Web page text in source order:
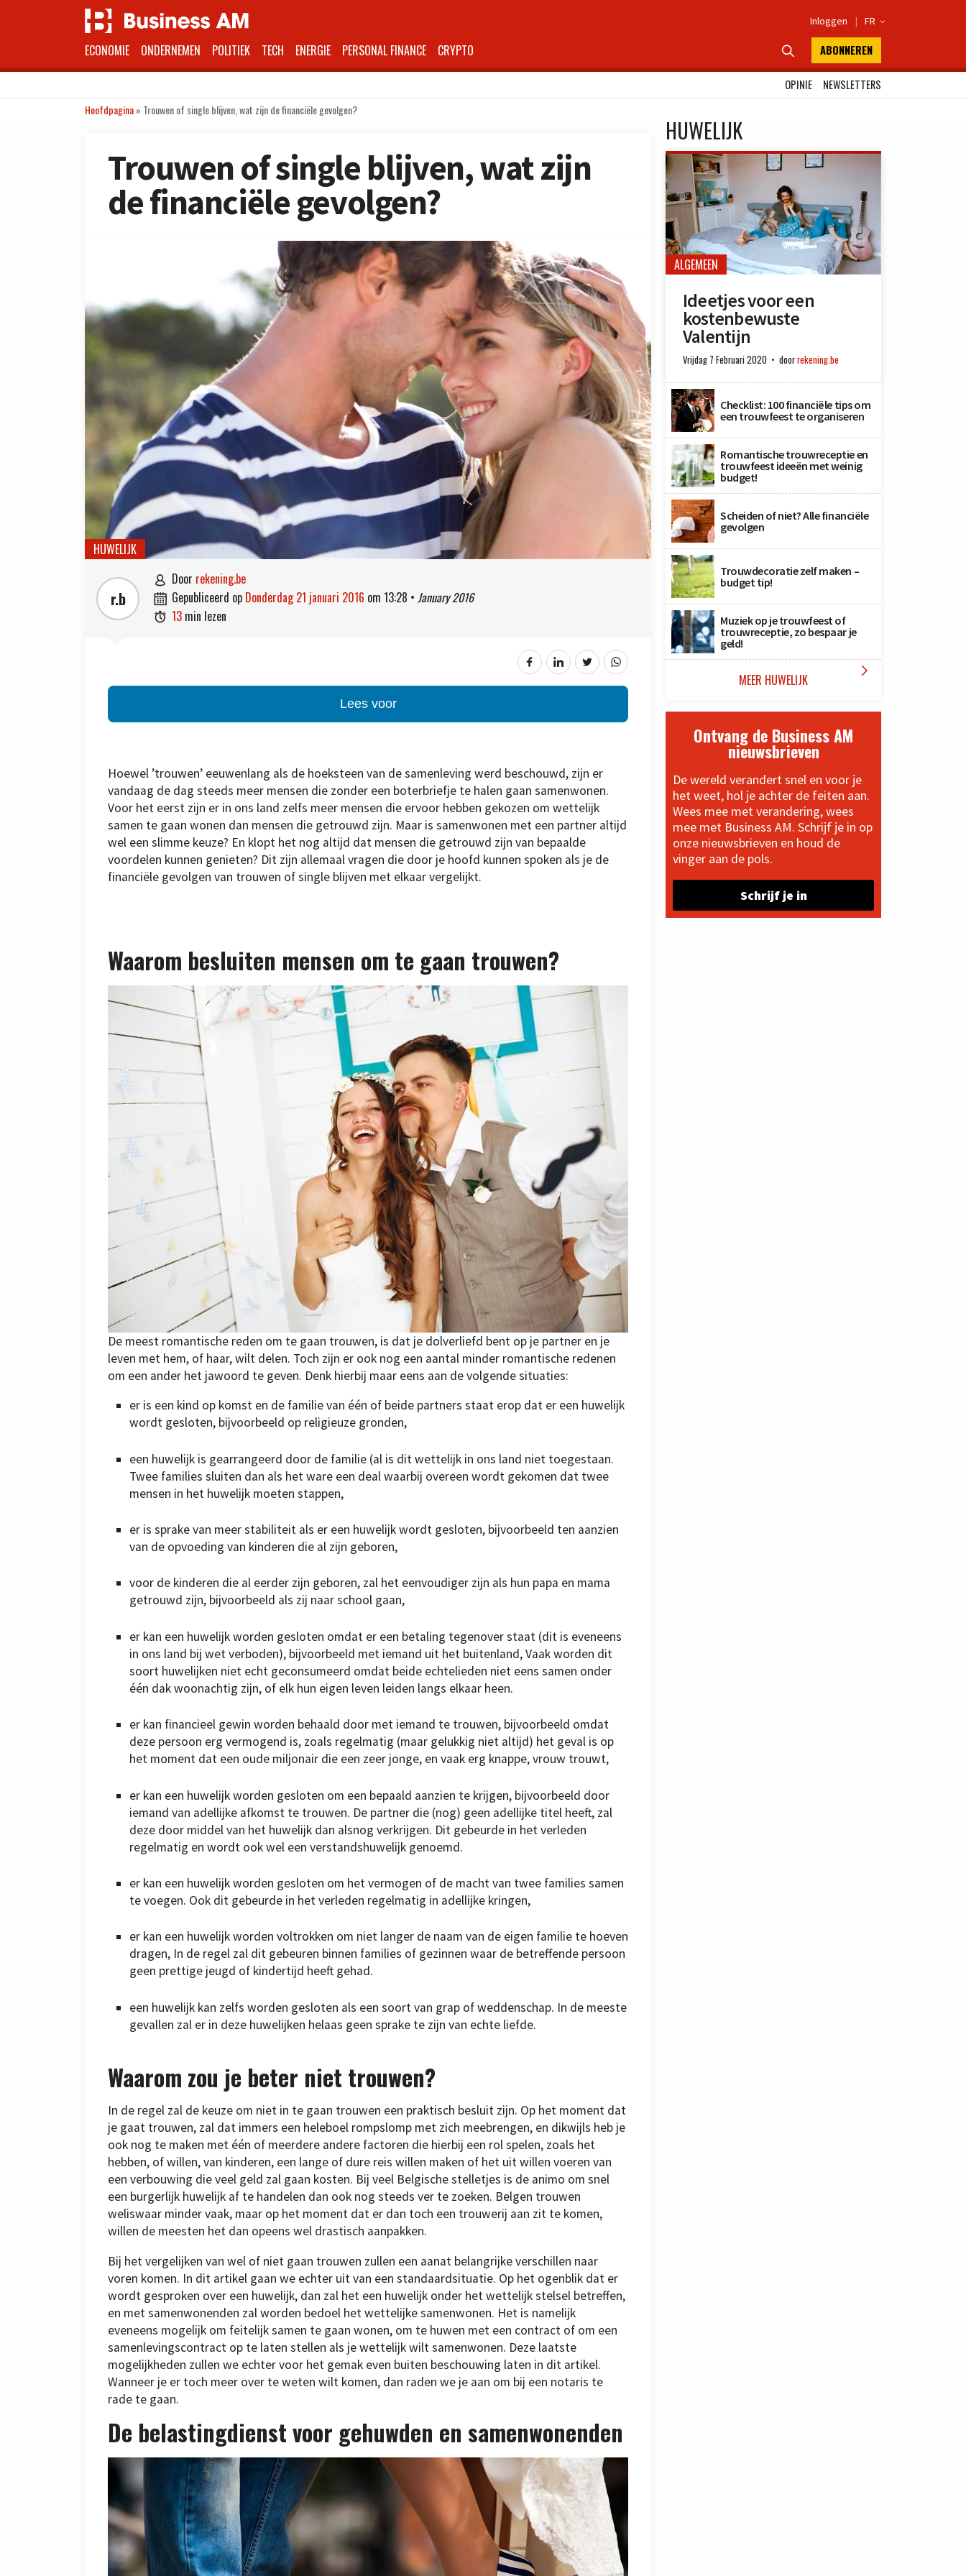
Inloggen | FR 
ECONOMIE ONDERNEMEN POLITIEK TECH ENERGIE PERSONAL FINANCE CRYPTO  ABONNEREN
OPINIE
NEWSLETTERS
Hoofdpagina» Trouwen of single blijven, wat zijn de financiële gevolgen?
Trouwen of single blijven, wat zijn
de financiële gevolgen?
HUWELIJK
r.b
 door rekening.be
 gepubliceerd op donderdag 21 januari 2016 om 13:28 • January 2016
 13 min lezen
Lees voor
Hoewel ’trouwen’ eeuwenlang als de hoeksteen van de samenleving werd beschouwd, zijn er
vandaag de dag steeds meer mensen die zonder een boterbriefje te halen gaan samenwonen.
Voor het eerst zijn er in ons land zelfs meer mensen die ervoor hebben gekozen om wettelijk
samen te gaan wonen dan mensen die getrouwd zijn. Maar is samenwonen met een partner altijd
wel een slimme keuze? En klopt het nog altijd dat mensen die getrouwd zijn van bepaalde
voordelen kunnen genieten? Dit zijn allemaal vragen die door je hoofd kunnen spoken als je de
financiële gevolgen van trouwen of single blijven met elkaar vergelijkt.
Waarom besluiten mensen om te gaan trouwen?
De meest romantische reden om te gaan trouwen, is dat je dolverliefd bent op je partner en je
leven met hem, of haar, wilt delen. Toch zijn er ook nog een aantal minder romantische redenen
om een ander het jawoord te geven. Denk hierbij maar eens aan de volgende situaties:
er is een kind op komst en de familie van één of beide partners staat erop dat er een huwelijk
wordt gesloten, bijvoorbeeld op religieuze gronden,
een huwelijk is gearrangeerd door de familie (al is dit wettelijk in ons land niet toegestaan.
Twee families sluiten dan als het ware een deal waarbij overeen wordt gekomen dat twee
mensen in het huwelijk moeten stappen,
er is sprake van meer stabiliteit als er een huwelijk wordt gesloten, bijvoorbeeld ten aanzien
van de opvoeding van kinderen die al zijn geboren,
voor de kinderen die al eerder zijn geboren, zal het eenvoudiger zijn als hun papa en mama
getrouwd zijn, bijvoorbeeld als zij naar school gaan,
er kan een huwelijk worden gesloten omdat er een betaling tegenover staat (dit is eveneens
in ons land bij wet verboden), bijvoorbeeld met iemand uit het buitenland, Vaak worden dit
soort huwelijken niet echt geconsumeerd omdat beide echtelieden niet eens samen onder
één dak woonachtig zijn, of elk hun eigen leven leiden langs elkaar heen.
er kan financieel gewin worden behaald door met iemand te trouwen, bijvoorbeeld omdat
deze persoon erg vermogend is, zoals regelmatig (maar gelukkig niet altijd) het geval is op
het moment dat een oude miljonair die een zeer jonge, en vaak erg knappe, vrouw trouwt,
er kan een huwelijk worden gesloten om een bepaald aanzien te krijgen, bijvoorbeeld door
iemand van adellijke afkomst te trouwen. De partner die (nog) geen adellijke titel heeft, zal
deze door middel van het huwelijk dan alsnog verkrijgen. Dit gebeurde in het verleden
regelmatig en wordt ook wel een verstandshuwelijk genoemd.
er kan een huwelijk worden gesloten om het vermogen of de macht van twee families samen
te voegen. Ook dit gebeurde in het verleden regelmatig in adellijke kringen,
er kan een huwelijk worden voltrokken om niet langer de naam van de eigen familie te hoeven
dragen, In de regel zal dit gebeuren binnen families of gezinnen waar de betreffende persoon
geen prettige jeugd of kindertijd heeft gehad.
een huwelijk kan zelfs worden gesloten als een soort van grap of weddenschap. In de meeste
gevallen zal er in deze huwelijken helaas geen sprake te zijn van echte liefde.
Waarom zou je beter niet trouwen?
In de regel zal de keuze om niet in te gaan trouwen een praktisch besluit zijn. Op het moment dat
je gaat trouwen, zal dat immers een heleboel rompslomp met zich meebrengen, en dikwijls heb je
ook nog te maken met één of meerdere andere factoren die hierbij een rol spelen, zoals het
hebben, of willen, van kinderen, een lange of dure reis willen maken of het uit willen voeren van
een verbouwing die veel geld zal gaan kosten. Bij veel Belgische stelletjes is de animo om snel
een burgerlijk huwelijk af te handelen dan ook nog steeds ver te zoeken. Belgen trouwen
weliswaar minder vaak, maar op het moment dat er dan toch een trouwerij aan zit te komen,
willen de meesten het dan opeens wel drastisch aanpakken.
Bij het vergelijken van wel of niet gaan trouwen zullen een aanat belangrijke verschillen naar
voren komen. In dit artikel gaan we echter uit van een standaardsituatie. Op het ogenblik dat er
wordt gesproken over een huwelijk, dan zal het een huwelijk onder het wettelijk stelsel betreffen,
en met samenwonenden zal worden bedoel het wettelijke samenwonen. Het is namelijk
eveneens mogelijk om feitelijk samen te gaan wonen, om te huwen met een contract of om een
samenlevingscontract op te laten stellen als je wettelijk wilt samenwonen. Deze laatste
mogelijkheden zullen we echter voor het gemak even buiten beschouwing laten in dit artikel.
Wanneer je er toch meer over te weten wilt komen, dan raden we je aan om bij een notaris te
rade te gaan.
De belastingdienst voor gehuwden en samenwonenden
HUWELIJK
ALGEMEEN
Ideetjes voor een
kostenbewuste
Valentijn
Vrijdag 7 Februari 2020 doorrekening.be
Checklist: 100 financiële tips om
een trouwfeest te organiseren
Romantische trouwreceptie en
trouwfeest ideeën met weinig
budget!
Scheiden of niet? Alle financiële
gevolgen
Trouwdecoratie zelf maken –
budget tip!
Muziek op je trouwfeest of
trouwreceptie, zo bespaar je
geld!
MEER HUWELIJK 
Ontvang de Business AM
nieuwsbrieven
De wereld verandert snel en voor je
het weet, hol je achter de feiten aan.
Wees mee met verandering, wees
mee met Business AM. Schrijf je in op
onze nieuwsbrieven en houd de
vinger aan de pols.
Schrijf je in